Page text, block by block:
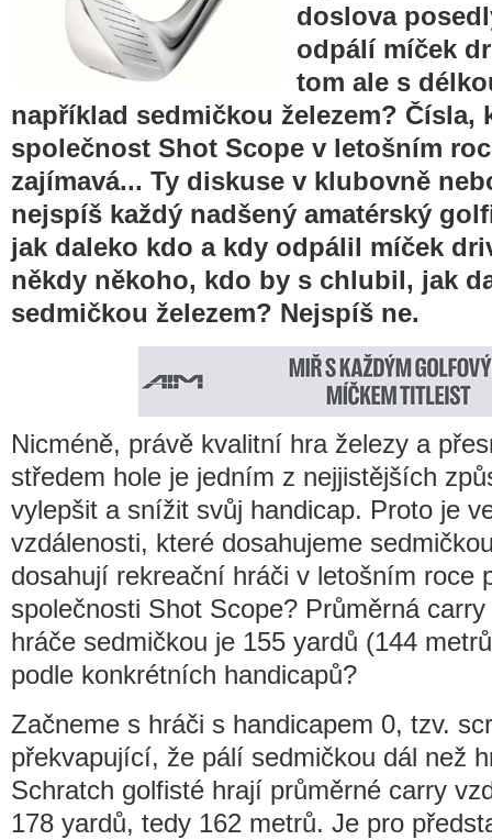
doslova
odpálí míček
tom ale s
například sedmičkou železem? Čísla,
společnost Shot Scope v letošním
zajímavá... Ty diskuse v klubovně
nejspíš každý nadšený amatérský
jak daleko kdo a kdy odpálil míček
někdy někoho, kdo by s chlubil, jak
sedmičkou železem? Nejspíš ne.
Nicméně, právě kvalitní hra železy a
středem hole je jedním z nejjistějších
vylepšit a snížit svůj handicap. Proto je
vzdálenosti, které dosahujeme
dosahují rekreační hráči v letošním roce
společnosti Shot Scope? Průměrná
hráče sedmičkou je 155 yardů (144
podle konkrétních handicapů?
Začneme s hráči s handicapem 0, tzv.
překvapující, že pálí sedmičkou dál než
Schratch golfisté hrají průměrné carry
178 yardů, tedy 162 metrů. Je pro